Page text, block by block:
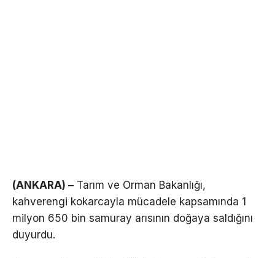
(ANKARA) – Tarım ve Orman Bakanlığı,
kahverengi kokarcayla mücadele kapsamında 1
milyon 650 bin samuray arısının doğaya saldığını
duyurdu.